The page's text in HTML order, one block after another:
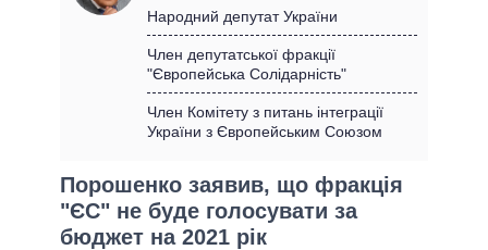
ОГЛЯДИ
ДАЙДЖЕСТИ
ПРЕЗИДЕНТ І ОФІС
КАБІНЕТ МІНІСТРІВ
ГОЛОВИ ОБЛАДМІНІСТРАЦІЙ
МЕРИ МІСТ
ВІДЕО
ПІДТРИМАТИ
ПОРІВНЯННЯ ПОЛІТИКІВ
Народний депутат України
Член депутатської фракції
"Європейська Солідарність"
Член Комітету з питань інтеграції
України з Європейським Союзом
Порошенко заявив, що фракція
"ЄС" не буде голосувати за
бюджет на 2021 рік